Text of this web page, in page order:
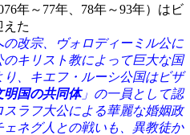
年～77年、78年～93年）はビ
えた
改宗、ヴォロディーミル公に
キリスト教によって巨大な国
、キエフ・ルーシ公国はビザ
明国の共同体」の一員として認
ラフ大公による華麗な婚姻政
ネグ人との戦いも、異教徒か